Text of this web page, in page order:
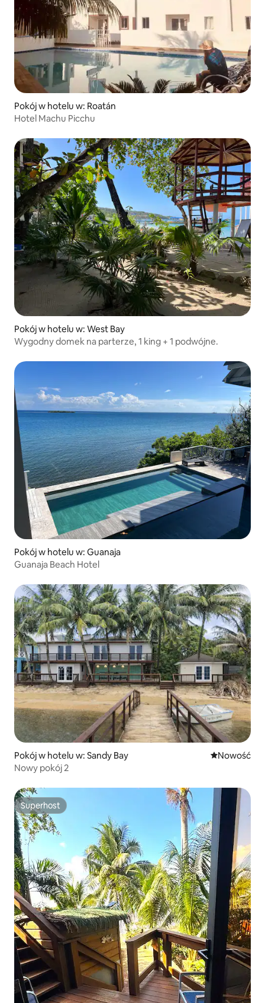
Pokój w hotelu w: Roatán
Hotel Machu Picchu
Pokój w hotelu w: West Bay
Wygodny domek na parterze, 1 king + 1 podwójne.
Pokój w hotelu w: Guanaja
Guanaja Beach Hotel
Pokój w hotelu w: Sandy Bay Nowe
Nowość
Nowy pokój 2
Superhost
Superhost